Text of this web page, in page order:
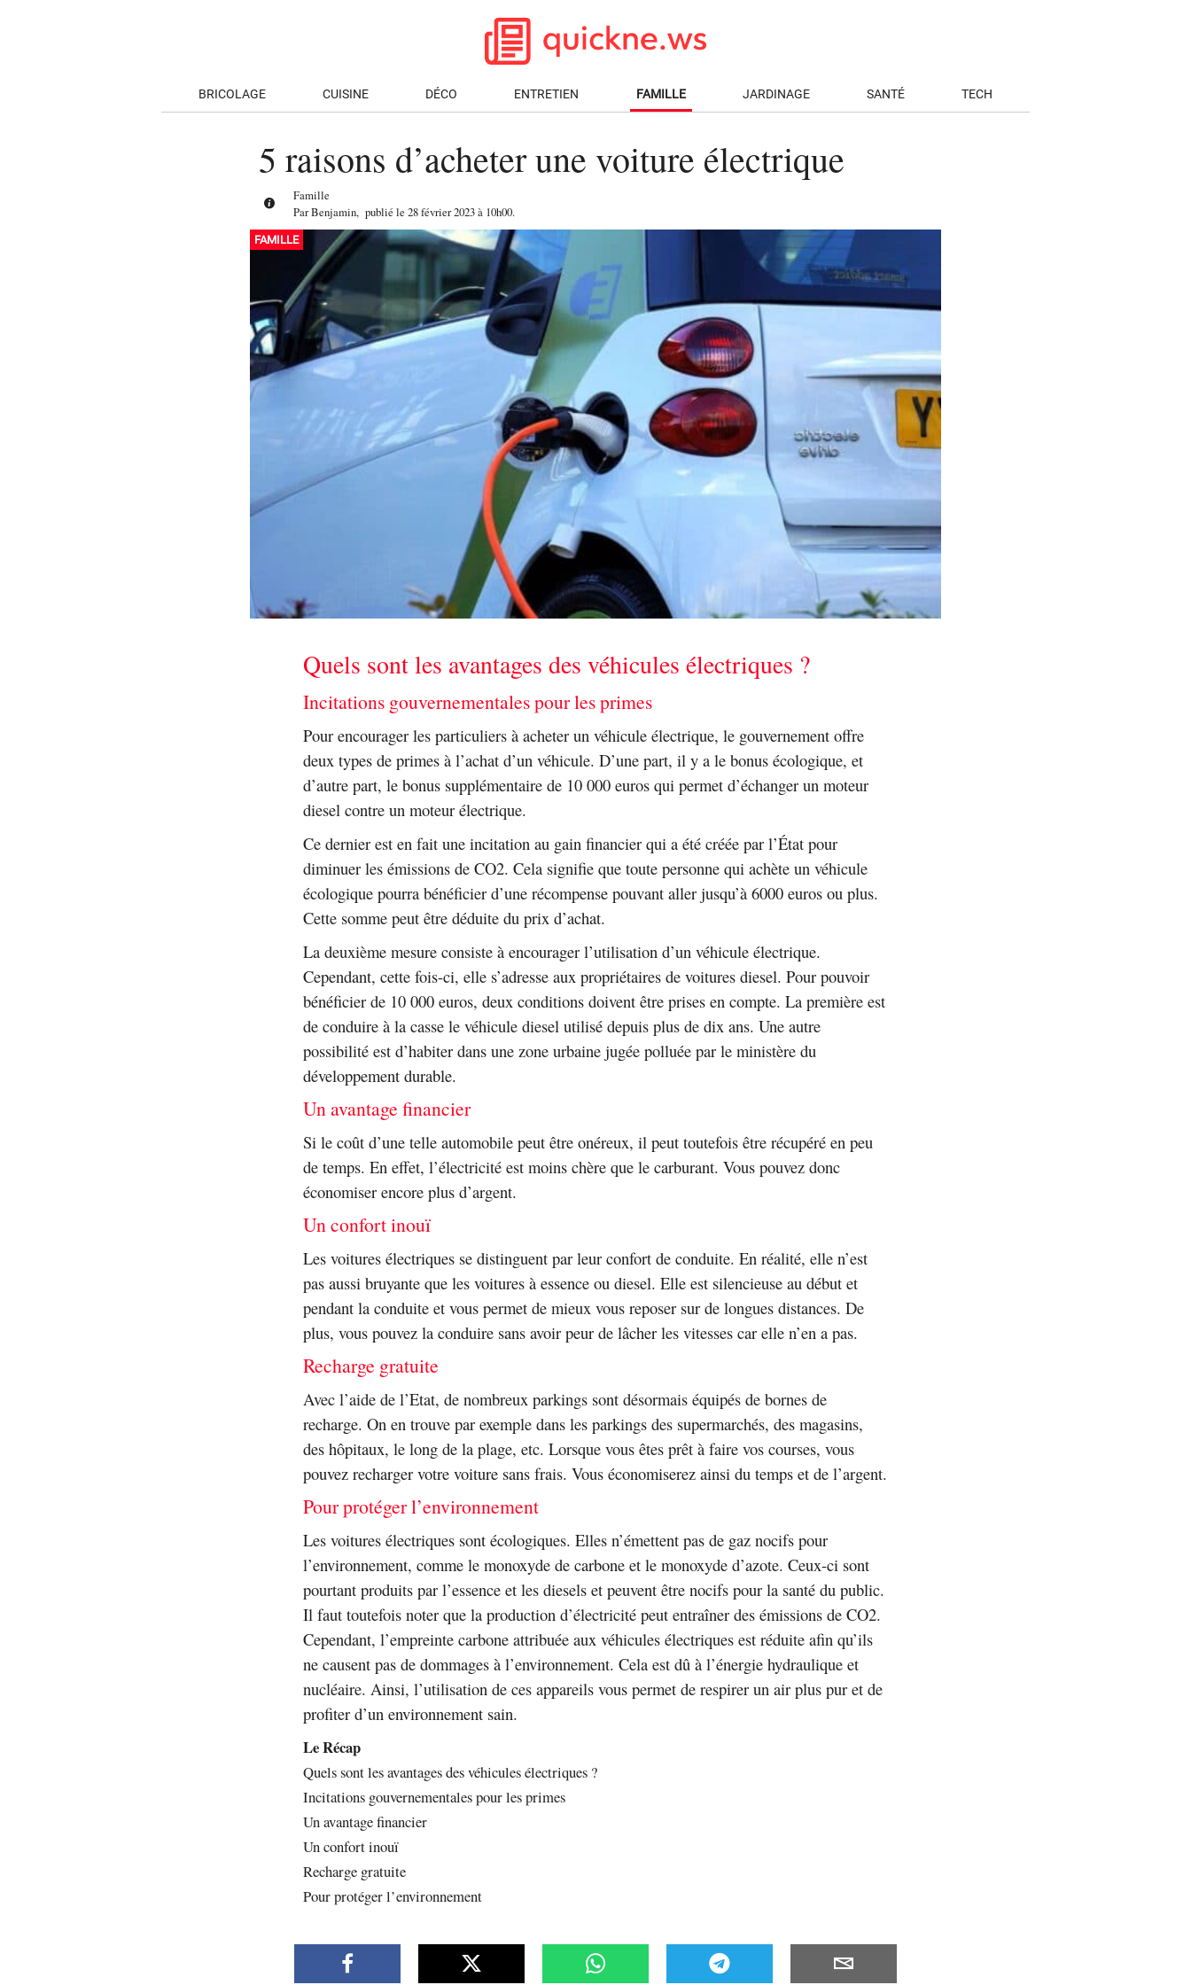
BRICOLAGE CUISINE DÉCO ENTRETIEN FAMILLE JARDINAGE SANTÉ TECH
5 raisons d’acheter une voiture électrique
Famille
ParBenjamin, publié le 28 février 2023à 10h00.
FAMILLE
Quels sont les avantages des véhicules électriques ?
Incitations gouvernementales pour les primes
Pour encourager les particuliers à acheter un véhicule électrique, le gouvernement offre
deux types de primes à l’achat d’un véhicule. D’une part, il y a le bonus écologique, et
d’autre part, le bonus supplémentaire de 10 000 euros qui permet d’échanger un moteur
diesel contre un moteur électrique.
Ce dernier est en fait une incitation au gain financier qui a été créée par l’État pour
diminuer les émissions de CO2. Cela signifie que toute personne qui achète un véhicule
écologique pourra bénéficier d’une récompense pouvant aller jusqu’à 6000 euros ou plus.
Cette somme peut être déduite du prix d’achat.
La deuxième mesure consiste à encourager l’utilisation d’un véhicule électrique.
Cependant, cette fois-ci, elle s’adresse aux propriétaires de voitures diesel. Pour pouvoir
bénéficier de 10 000 euros, deux conditions doivent être prises en compte. La première est
de conduire à la casse le véhicule diesel utilisé depuis plus de dix ans. Une autre
possibilité est d’habiter dans une zone urbaine jugée polluée par le ministère du
développement durable.
Un avantage financier
Si le coût d’une telle automobile peut être onéreux, il peut toutefois être récupéré en peu
de temps. En effet, l’électricité est moins chère que le carburant. Vous pouvez donc
économiser encore plus d’argent.
Un confort inouï
Les voitures électriques se distinguent par leur confort de conduite. En réalité, elle n’est
pas aussi bruyante que les voitures à essence ou diesel. Elle est silencieuse au début et
pendant la conduite et vous permet de mieux vous reposer sur de longues distances. De
plus, vous pouvez la conduire sans avoir peur de lâcher les vitesses car elle n’en a pas.
Recharge gratuite
Avec l’aide de l’Etat, de nombreux parkings sont désormais équipés de bornes de
recharge. On en trouve par exemple dans les parkings des supermarchés, des magasins,
des hôpitaux, le long de la plage, etc. Lorsque vous êtes prêt à faire vos courses, vous
pouvez recharger votre voiture sans frais. Vous économiserez ainsi du temps et de l’argent.
Pour protéger l’environnement
Les voitures électriques sont écologiques. Elles n’émettent pas de gaz nocifs pour
l’environnement, comme le monoxyde de carbone et le monoxyde d’azote. Ceux-ci sont
pourtant produits par l’essence et les diesels et peuvent être nocifs pour la santé du public.
Il faut toutefois noter que la production d’électricité peut entraîner des émissions de CO2.
Cependant, l’empreinte carbone attribuée aux véhicules électriques est réduite afin qu’ils
ne causent pas de dommages à l’environnement. Cela est dû à l’énergie hydraulique et
nucléaire. Ainsi, l’utilisation de ces appareils vous permet de respirer un air plus pur et de
profiter d’un environnement sain.
Le Récap
Quels sont les avantages des véhicules électriques ?
Incitations gouvernementales pour les primes
Un avantage financier
Un confort inouï
Recharge gratuite
Pour protéger l’environnement